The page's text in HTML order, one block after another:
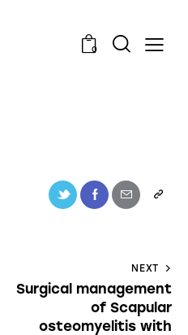
0
NEXT
Surgical management
of Scapular
osteomyelitis with